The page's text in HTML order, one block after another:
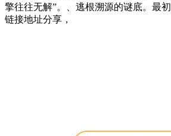
擎往往无解”。、逃根溯源的谜底。最
链接地址分享，